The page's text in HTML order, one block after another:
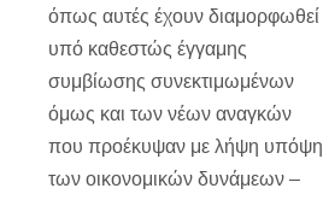
όπως αυτές έχουν διαμορφωθεί
υπό καθεστώς έγγαμης
συμβίωσης συνεκτιμωμένων
όμως και των νέων αναγκών
που προέκυψαν με λήψη υπόψη
των οικονομικών δυνάμεων –